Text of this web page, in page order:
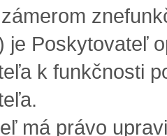
je Poskytovateľ
k funkčnosti
má právo